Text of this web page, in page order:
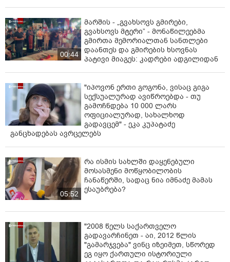
00:44
მარშის - „გვახსოვს გმირები,
გვახსოვს მტერი” - მონაწილეებმა
გმირთა მემორიალთან სანთლები
დაანთეს და გმირების ხსოვნას
პატივი მიაგეს: კადრები ადგილიდან
"იპოვონ ერთი გოგონა, ვისაც გიგა
სექსუალურად ავიწროებდა - თუ
გამოჩნდება 10 000 ლარს
ოფიციალურად, სახალხოდ
გადავცემ" - ეკა კუპატაძე
განცხადებას ავრცელებს
05:52
რა ისმის სახლში დაყენებული
მოსასმენი მოწყობილობის
ჩანაწერში, სადაც ნია იმნაძე მამას
ესაუბრება?
"2008 წელს საქართველო
გადავარჩინეთ - აი, 2012 წლის
"გამარჯვება" ვინც იზეიმეთ, სწორედ
ეგ იყო ქართული ისტორიული